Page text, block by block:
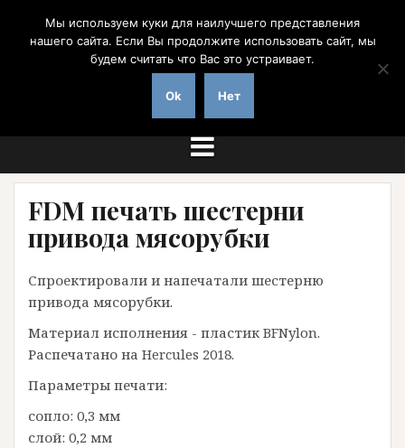
содержимому
на заказ с доставкой по России
FDM печать шестерни
привода мясорубки
Спроектировали и напечатали шестерню
привода мясорубки.
Материал исполнения - пластик BFNylon.
Распечатано на Hercules 2018.
Параметры печати:
сопло: 0,3 мм
слой: 0,2 мм
Мы используем куки для наилучшего представления
нашего сайта. Если Вы продолжите использовать сайт, мы
будем считать что Вас это устраивает.
Ok Нет